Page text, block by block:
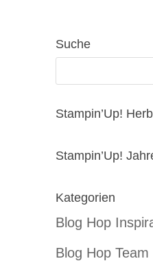
Suche
Stampin’Up!
Stampin’Up!
Kategorien
Blog Hop
Blog Hop